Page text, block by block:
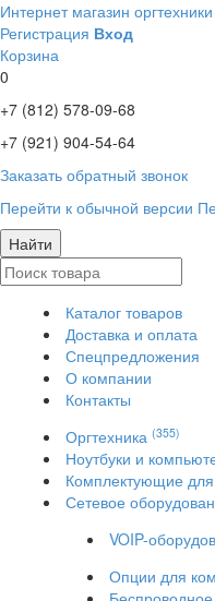
Интернет магазин оргтехники
Регистрация Вход
Корзина
0
+7 (812) 578-09-68
+7 (921) 904-54-64
Заказать обратный звонок
Перейти к обычной версии
Найти
Каталог товаров
Доставка и оплата
Спецпредложения
О компании
Контакты
Оргтехника (355)
Ноутбуки и
Комплектующие
Сетевое
VOIP-
Опции для